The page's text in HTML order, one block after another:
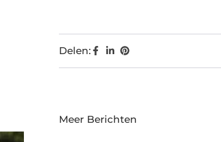
Delen:
Meer Berichten